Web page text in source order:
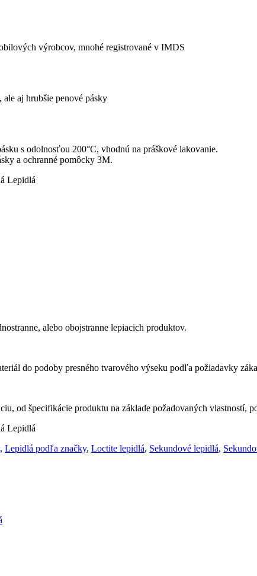
výrobcov, mnohé registrované v IMDS
aj hrubšie penové pásky
s odolnosťou 200°C, vhodnú na práškové lakovanie.
a ochranné pomôcky 3M.
alebo obojstranne lepiacich produktov.
do podoby presného tvarového výseku podľa požiadavky
od špecifikácie produktu na základe požadovaných vlastností,
, Lepidlá podľa značky, Loctite lepidlá, Sekundové lepidlá,